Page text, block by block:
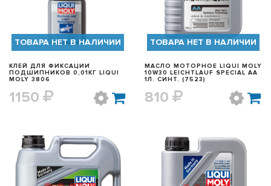
ТОВАРА НЕТ В НАЛИЧИИ
КЛЕЙ ДЛЯ ФИКСАЦИИ
ПОДШИПНИКОВ 0,01КГ LIQUI
MOLY 3806
1150
ТОВАРА НЕТ В НАЛИЧИИ
МАСЛО МОТОРНОЕ LIQUI MOLY
10W30 LEICHTLAUF SPECIAL AA
1Л. СИНТ. (7523)
810